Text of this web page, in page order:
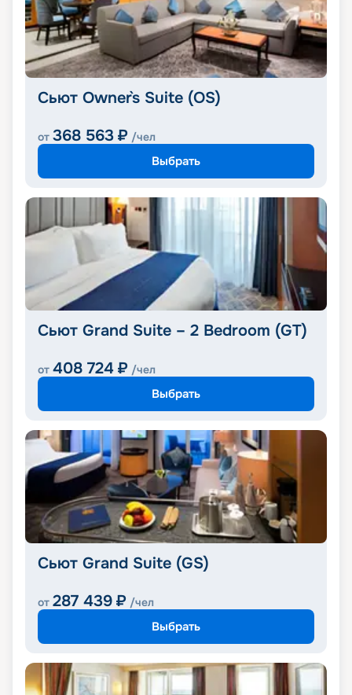
Сьют Owner`s Suite (OS)
от 368 563 ₽ /чел
Выбрать
Сьют Grand Suite – 2 Bedroom (GT)
от 408 724 ₽ /чел
Выбрать
Сьют Grand Suite (GS)
от 287 439 ₽ /чел
Выбрать